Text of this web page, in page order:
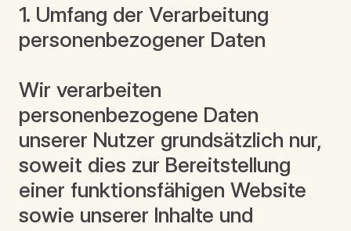
1. Umfang der Verarbeitung
personenbezogener Daten
Wir verarbeiten
personenbezogene Daten
unserer Nutzer grundsätzlich nur,
soweit dies zur Bereitstellung
einer funktionsfähigen Website
sowie unserer Inhalte und